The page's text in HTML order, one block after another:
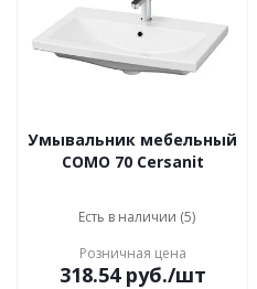
Умывальник мебельный
COMO 70 Cersanit
Есть в наличии (5)
Розничная цена
318.54руб./шт